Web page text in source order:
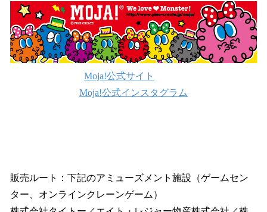
Moja!公式サイト
Moja!公式インスタグラム
販売ルート：下記のアミューズメント施設（ゲームセン
ター、オンラインクレーンゲーム）